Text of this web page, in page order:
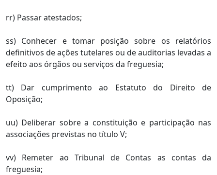
rr) Passar atestados;
ss) Conhecer e tomar posição sobre os relatórios
definitivos de ações tutelares ou de auditorias levadas a
efeito aos órgãos ou serviços da freguesia;
tt) Dar cumprimento ao Estatuto do Direito de
Oposição;
uu) Deliberar sobre a constituição e participação nas
associações previstas no título V;
vv) Remeter ao Tribunal de Contas as contas da
freguesia;